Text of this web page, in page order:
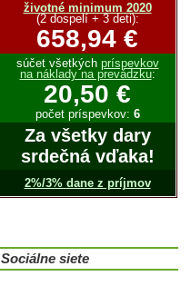
životné minimum 2020
(2 dospelí + 3 deti):
658,94 €
súčet všetkých príspevkov
na náklady na prevádzku:
20,50 €
počet príspevkov: 6
Za všetky dary
srdečná vďaka!
2%/3% dane z príjmov
Sociálne siete